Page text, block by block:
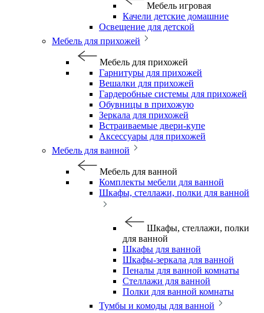
Мебель игровая
Качели детские домашние
Освещение для детской
Мебель для прихожей
Мебель для прихожей
Гарнитуры для прихожей
Вешалки для прихожей
Гардеробные системы для прихожей
Обувницы в прихожую
Зеркала для прихожей
Встраиваемые двери-купе
Аксессуары для прихожей
Мебель для ванной
Мебель для ванной
Комплекты мебели для ванной
Шкафы, стеллажи, полки для ванной
Шкафы, стеллажи, полки
для ванной
Шкафы для ванной
Шкафы-зеркала для ванной
Пеналы для ванной комнаты
Стеллажи для ванной
Полки для ванной комнаты
Тумбы и комоды для ванной